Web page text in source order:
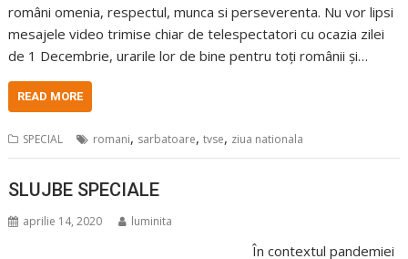
români omenia, respectul, munca si perseverenta. Nu vor lipsi
mesajele video trimise chiar de telespectatori cu ocazia zilei
de 1 Decembrie, urarile lor de bine pentru toți românii și…
READ MORE
SPECIAL romani, sarbatoare,tvse, ziua nationala
SLUJBE SPECIALE
aprilie 14, 2020 luminita
În contextul pandemiei